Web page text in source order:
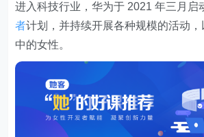
进入科技行业，华为于 2021 年三月启
者计划
，并持续开展各种规模的活动
中的女性。